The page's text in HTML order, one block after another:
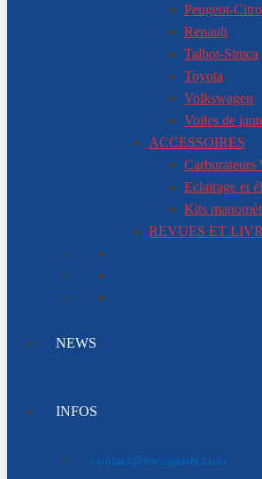
Peugeot-
Renault
Talbot-Simca
Toyota
Volkswagen
Voiles de
ACCESSOIRES
Carburateurs
Eclairage et
Kits
REVUES ET
NEWS
INFOS
contact@mecaparts.com